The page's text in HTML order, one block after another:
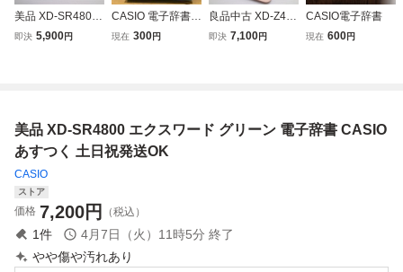
美品 XD-SR4800
エクスワード ホワ
即決 5,900円
CASIO 電子辞書 E
X-word XD-E55-N
現在 300円
良品中古 XD-Z490
0 エクスワード ピ
即決 7,100円
CASIO電子辞書
現在 600円
美品 XD-SR4800 エクスワード グリーン 電子辞書 CASIO
あすつく 土日祝発送OK
CASIO
ストア
価格 7,200円 （税込）
1件 4月7日（火）11時5分 終了
やや傷や汚れあり